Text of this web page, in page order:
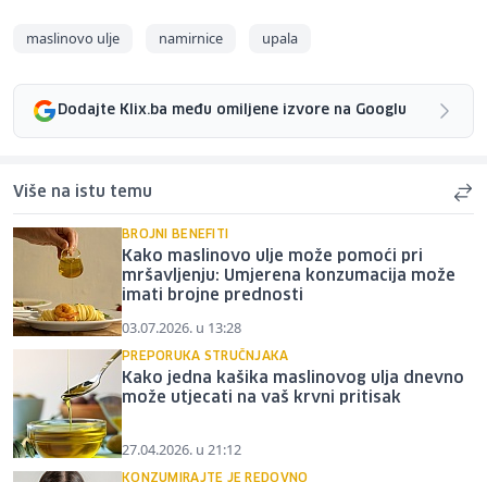
maslinovo ulje namirnice upala
Dodajte Klix.ba među omiljene izvore na Googlu
Više na istu temu
BROJNI BENEFITI
Kako maslinovo ulje može pomoći pri
mršavljenju: Umjerena konzumacija može
imati brojne prednosti
03.07.2026. u 13:28
PREPORUKA STRUČNJAKA
Kako jedna kašika maslinovog ulja dnevno
može utjecati na vaš krvni pritisak
27.04.2026. u 21:12
KONZUMIRAJTE JE REDOVNO